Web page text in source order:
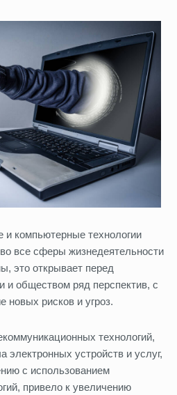
компьютерные технологии
все сферы жизнедеятельности
это открывает перед
и обществом ряд перспектив, с
новых рисков и угроз.
технологий,
электронных устройств и услуг,
с использованием
привело к увеличению